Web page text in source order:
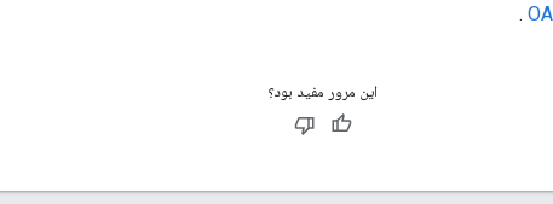
.
این مرور مفید بود؟